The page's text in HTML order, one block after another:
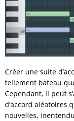
Créer une suite
tellement bateau
Cependant, il peut
d’accord aléatoires
nouvelles,